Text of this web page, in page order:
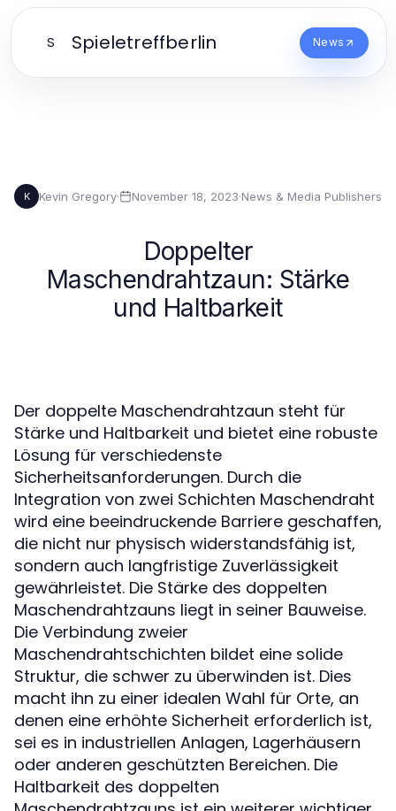
S Spieletreffberlin News
K Kevin Gregory· November 18, 2023·News & Media Publishers
Doppelter
Maschendrahtzaun: Stärke
und Haltbarkeit
Der doppelte Maschendrahtzaun steht für
Stärke und Haltbarkeit und bietet eine robuste
Lösung für verschiedenste
Sicherheitsanforderungen. Durch die
Integration von zwei Schichten Maschendraht
wird eine beeindruckende Barriere geschaffen,
die nicht nur physisch widerstandsfähig ist,
sondern auch langfristige Zuverlässigkeit
gewährleistet. Die Stärke des doppelten
Maschendrahtzauns liegt in seiner Bauweise.
Die Verbindung zweier
Maschendrahtschichten bildet eine solide
Struktur, die schwer zu überwinden ist. Dies
macht ihn zu einer idealen Wahl für Orte, an
denen eine erhöhte Sicherheit erforderlich ist,
sei es in industriellen Anlagen, Lagerhäusern
oder anderen geschützten Bereichen. Die
Haltbarkeit des doppelten